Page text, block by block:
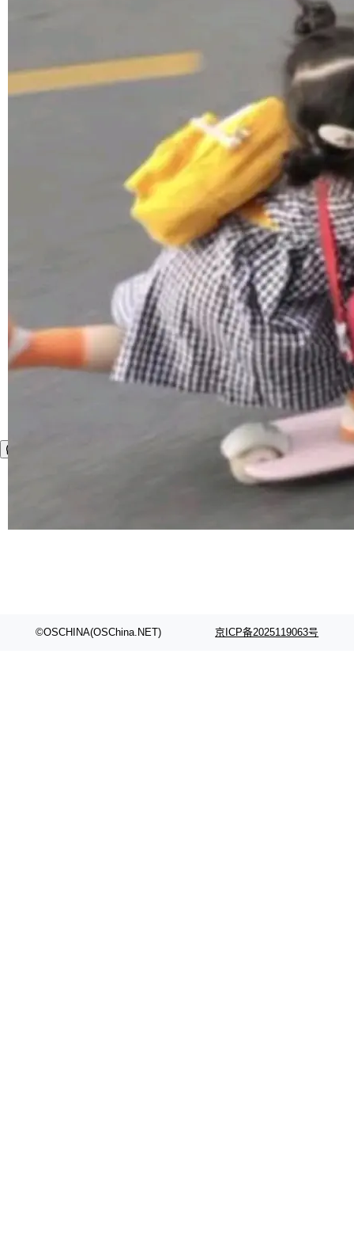
整性保护。效果是：吞吐量提升 41%，每 token
成本降低 30%，精度不变。 FP8 省的不仅是显
存 KV cache 是推理时最吃显...
让语音识别不再只是听清，而是真正听懂。通过
先理解你的语境和意图，再把准确的文字直接给
到你。从“逐字转写、单点优化”演进为“理解语
境、兼容场景、一键直出”。 Hy ASR 3.0 previe
w 不要求标准普通话，方言识别覆盖粤语、吴语
等 10 大方言片区和 20 余个二级小片区。在开
源评测集中，Hy ASR 3.0 preview 在多语种的
©OSCHINA(OSChina.NET) 京ICP备2025119063号